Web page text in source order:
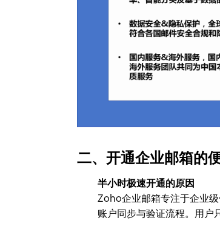
二、开通企业邮箱的
半小时极速开通的原因
Zoho企业邮箱专注于企业
账户同步与验证流程。用户